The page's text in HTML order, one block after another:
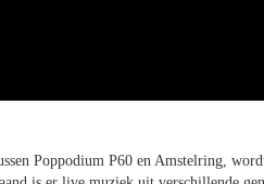
Poppodium P60 en Amstelring,